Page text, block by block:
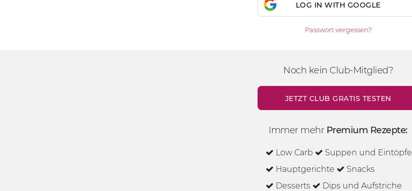
LOG IN WITH GOOGLE
Passwort vergessen?
Noch kein Club-Mitglied?
JETZT CLUB GRATIS TESTEN
Immer mehr Premium Rezepte:
Low Carb
Suppen und Eintöpfe
Hauptgerichte
Snacks
Desserts
Dips und Aufstriche